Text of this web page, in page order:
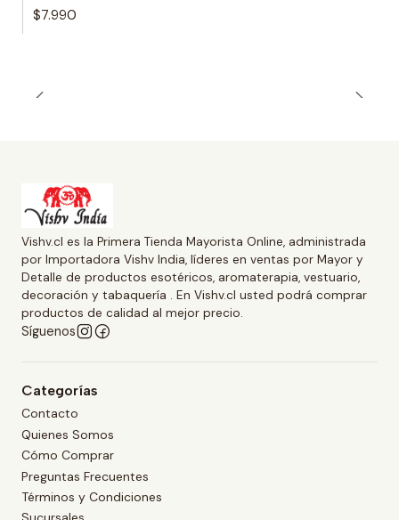
$7.990
Vishv.cl es la Primera Tienda Mayorista Online, administrada
por Importadora Vishv India, líderes en ventas por Mayor y
Detalle de productos esotéricos, aromaterapia, vestuario,
decoración y tabaquería . En Vishv.cl usted podrá comprar
productos de calidad al mejor precio.
Síguenos
Categorías
Contacto
Quienes Somos
Cómo Comprar
Preguntas Frecuentes
Términos y Condiciones